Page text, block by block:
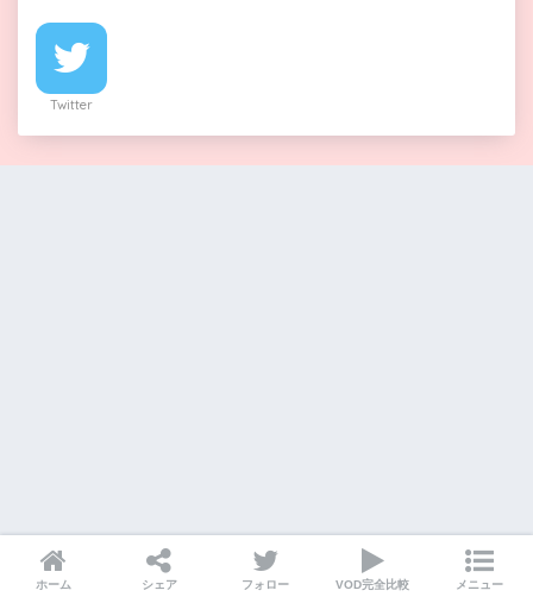
Twitter
ホーム シェア フォロー VOD完全比較 メニュー